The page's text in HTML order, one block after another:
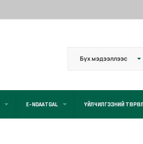
E-NDAATGAL ҮЙЛЧИЛГЭЭНИЙ ТӨРӨЛ